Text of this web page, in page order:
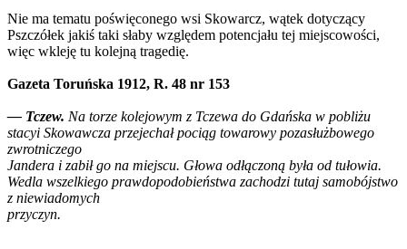
Nie ma tematu poświęconego wsi Skowarcz, wątek dotyczący
Pszczółek jakiś taki słaby względem potencjału tej miejscowości,
więc wkleję tu kolejną tragedię.
Gazeta Toruńska 1912, R. 48 nr 153
— Tczew. Na torze kolejowym z Tczewa do Gdańska w pobliżu
stacyi Skowawcza przejechał pociąg towarowy pozasłużbowego
zwrotniczego
Jandera i zabił go na miejscu. Głowa odłączoną była od tułowia.
Wedla wszelkiego prawdopodobieństwa zachodzi tutaj samobójstwo
z niewiadomych
przyczyn.